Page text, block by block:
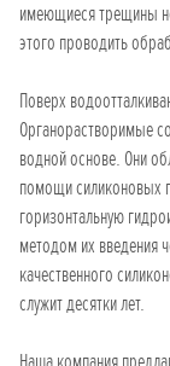
имеющиеся трещины
этого проводить
Поверх
Органорастворимые
водной основе. Они
помощи силиконовых
горизонтальную
методом их введения
качественного
служит десятки лет.